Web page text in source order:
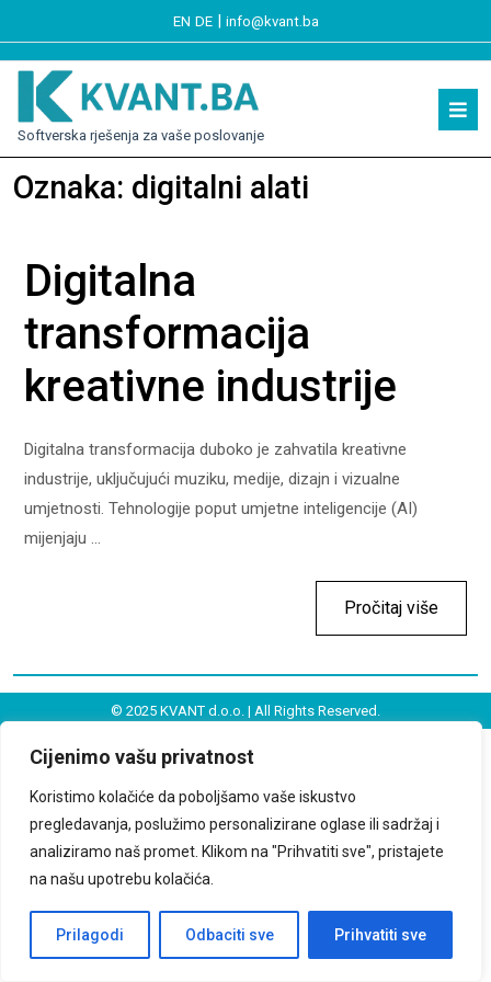
Cijenimo vašu privatnost
Koristimo kolačiće da poboljšamo vaše iskustvo
pregledavanja, poslužimo personalizirane oglase ili sadržaj i
analiziramo naš promet. Klikom na "Prihvatiti sve", pristajete
na našu upotrebu kolačića.
Prilagodi Odbaciti sve Prihvatiti sve
EN DE| info@kvant.ba
Softverska rješenja za vaše poslovanje
Oznaka: digitalni alati
Digitalna
transformacija
kreativne industrije
Digitalna transformacija duboko je zahvatila kreativne
industrije, uključujući muziku, medije, dizajn i vizualne
umjetnosti. Tehnologije poput umjetne inteligencije (AI)
mijenjaju ...
Pročitaj više
© 2025 KVANT d.o.o. | All Rights Reserved.
Politika privatnosti|Uslovi korištenja